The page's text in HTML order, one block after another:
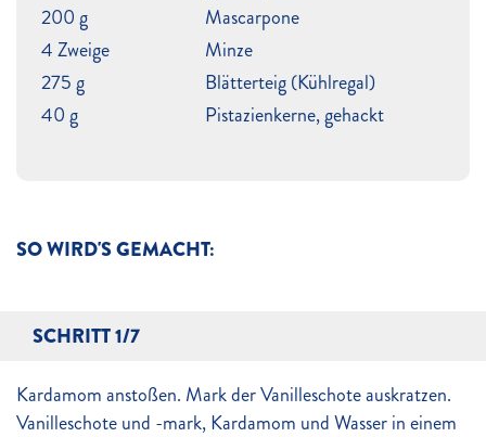
SO WIRD'S GEMACHT:
SCHRITT 1/7
Kardamom anstoßen. Mark der Vanilleschote auskratzen.
Vanilleschote und -mark, Kardamom und Wasser in einem
200 g
Mascarpone
4 Zweige
Minze
275 g
Blätterteig (Kühlregal)
40 g
Pistazienkerne, gehackt